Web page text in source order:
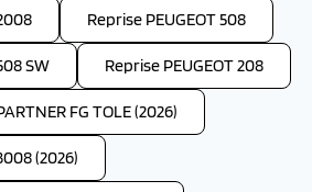
Reprise PEUGEOT 508
SW Reprise PEUGEOT 208
FG TOLE (2026)
(2026)